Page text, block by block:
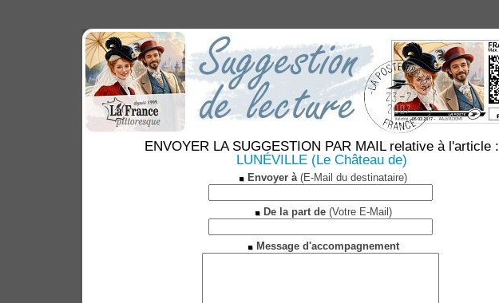
ENVOYER LA SUGGESTION PAR MAIL relative à l'article :
LUNÉVILLE (Le Château de)
Envoyer à(E-Mail du destinataire)
De la part de(Votre E-Mail)
Message d'accompagnement